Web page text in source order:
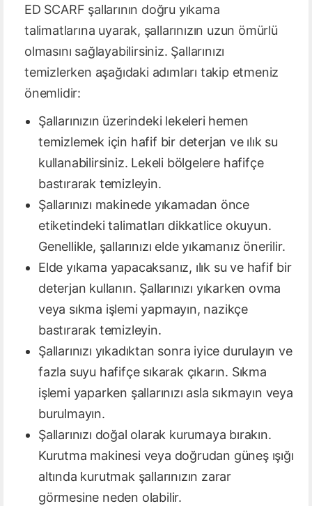
ED SCARF şallarının doğru yıkama
talimatlarına uyarak, şallarınızın uzun ömürlü
olmasını sağlayabilirsiniz. Şallarınızı
temizlerken aşağıdaki adımları takip etmeniz
önemlidir:
Şallarınızın üzerindeki lekeleri hemen
temizlemek için hafif bir deterjan ve ılık su
kullanabilirsiniz. Lekeli bölgelere hafifçe
bastırarak temizleyin.
Şallarınızı makinede yıkamadan önce
etiketindeki talimatları dikkatlice okuyun.
Genellikle, şallarınızı elde yıkamanız önerilir.
Elde yıkama yapacaksanız, ılık su ve hafif bir
deterjan kullanın. Şallarınızı yıkarken ovma
veya sıkma işlemi yapmayın, nazikçe
bastırarak temizleyin.
Şallarınızı yıkadıktan sonra iyice durulayın ve
fazla suyu hafifçe sıkarak çıkarın. Sıkma
işlemi yaparken şallarınızı asla sıkmayın veya
burulmayın.
Şallarınızı doğal olarak kurumaya bırakın.
Kurutma makinesi veya doğrudan güneş ışığı
altında kurutmak şallarınızın zarar
görmesine neden olabilir.